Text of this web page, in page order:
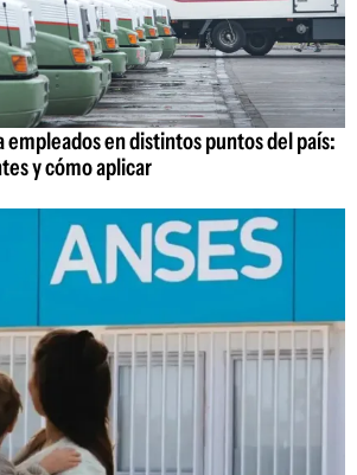
empleados en distintos puntos del país:
y cómo aplicar